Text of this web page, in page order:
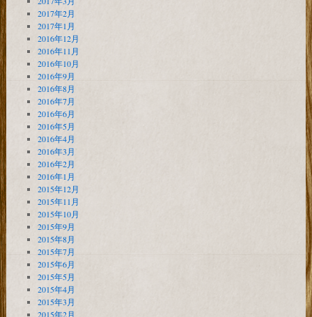
2017年2月
2017年1月
2016年12月
2016年11月
2016年10月
2016年9月
2016年8月
2016年7月
2016年6月
2016年5月
2016年4月
2016年3月
2016年2月
2016年1月
2015年12月
2015年11月
2015年10月
2015年9月
2015年8月
2015年7月
2015年6月
2015年5月
2015年4月
2015年3月
2015年2月